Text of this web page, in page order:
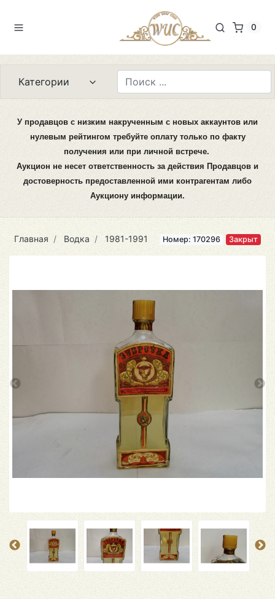
0
Категории
У продавцов с низким накрученным с новых аккаунтов или
нулевым рейтингом требуйте оплату только по факту
получения или при личной встрече.
Аукцион не несет ответственность за действия Продавцов и
достоверность предоставленной ими контрагентам либо
Аукциону информации.
Главная Водка 1981-1991 Номер: 170296 Закрыт